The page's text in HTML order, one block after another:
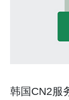
韩国CN2服